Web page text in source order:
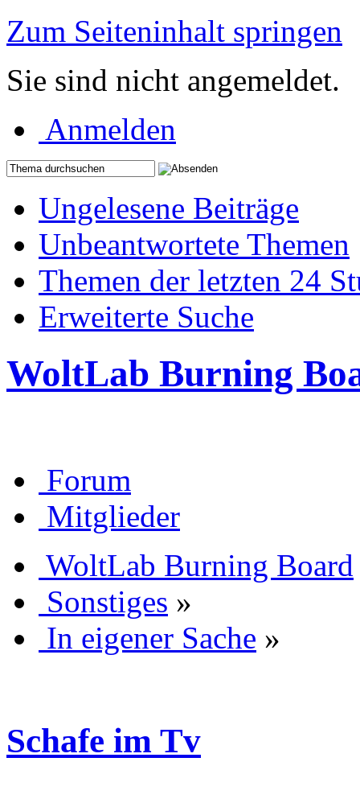
Zum Seiteninhalt springen
Sie sind nicht angemeldet.
Anmelden
Ungelesene Beiträge
Unbeantwortete Themen
Themen der letzten 24
Erweiterte Suche
WoltLab Burning
Forum
Mitglieder
WoltLab Burning Board
Sonstiges »
In eigener Sache »
Schafe im Tv